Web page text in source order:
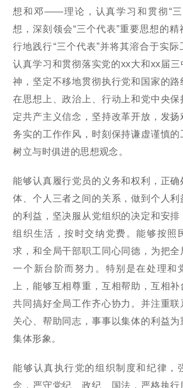
想和邓——理论，认真学习和贯彻“三
想，深刻领会“三个代表”重要思想的精
行地践行“三个代表”并将其溶合于实际
认真学习和贯彻落实党的xx大和xx届三
神，坚定不移地贯彻执行党和国家的路
在思想上、政治上、行动上和党中央保
定共产主义信念，坚持改革开放，发
务实的工作作风，时刻保持谦虚谨慎的
树立与时俱进的思想观念。
能够认真履行党员的义务和权利，正确
体、个人三者之间的关系，做到个人利
的利益，坚决服从党组织的决定和安排
组织生活，按时交纳党费。能够按照
求，和全局干部职工同心同德，为把全
一个新台阶而努力。特别是在处理和
上，能够互相尊重，互相帮助，互相
共同搞好全局工作齐心协力。并注重联
关心、帮助同志，事事以集体的利益
集体形象。
能够认真执行党的组织制度和纪律，
念，严守党纪、政纪、国法，严格执行